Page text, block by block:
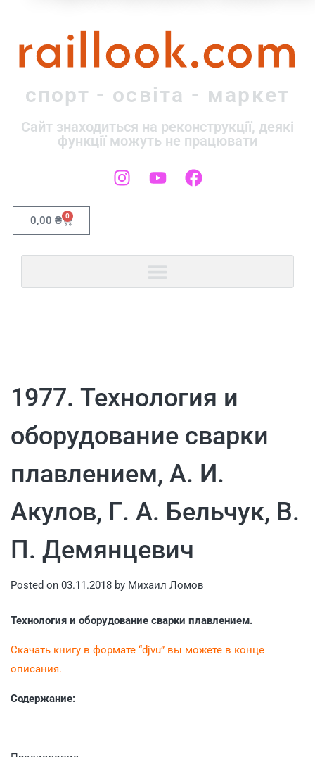
raillook.com
спорт - освіта - маркет
Сайт знаходиться на реконструкції, деякі
функції можуть не працювати
0,00 ₴ 0
1977. Технология и
оборудование сварки
плавлением, А. И.
Акулов, Г. А. Бельчук, В.
П. Демянцевич
Posted on 03.11.2018 by Михаил Ломов
Технология и оборудование сварки плавлением.
Скачать книгу в формате “djvu” вы можете в конце
описания.
Содержание: